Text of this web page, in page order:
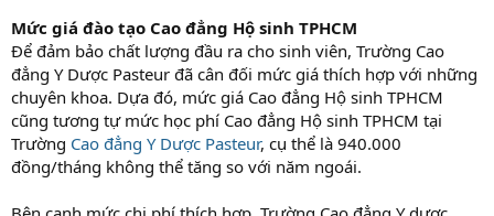
Mức giá đào tạo Cao đẳng Hộ sinh TPHCM
Để đảm bảo chất lượng đầu ra cho sinh viên, Trường Cao
đẳng Y Dược Pasteur đã cân đối mức giá thích hợp với những
chuyên khoa. Dựa đó, mức giá Cao đẳng Hộ sinh TPHCM
cũng tương tự mức học phí Cao đẳng Hộ sinh TPHCM tại
Trường Cao đẳng Y Dược Pasteur, cụ thể là 940.000
đồng/tháng không thể tăng so với năm ngoái.